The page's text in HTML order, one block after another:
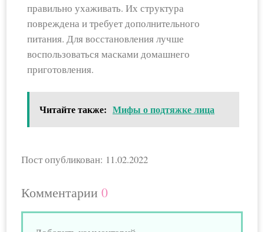
правильно ухаживать. Их структура
повреждена и требует дополнительного
питания. Для восстановления лучше
воспользоваться масками домашнего
приготовления.
Читайте также: Мифы о подтяжке лица
Пост опубликован: 11.02.2022
Комментарии0